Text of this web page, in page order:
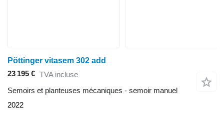
Pöttinger vitasem 302 add
23 195 € TVA incluse
Semoirs et planteuses mécaniques - semoir manuel
2022